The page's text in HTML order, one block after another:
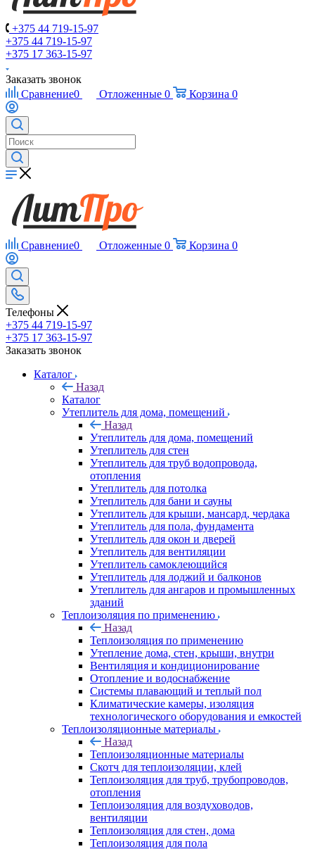
+375 44 719-15-97
+375 44 719-15-97
+375 17 363-15-97
Заказать звонок
Сравнение0 Отложенные 0 Корзина 0
Сравнение0 Отложенные 0 Корзина 0
Телефоны
+375 44 719-15-97
+375 17 363-15-97
Заказать звонок
Каталог
Назад
Каталог
Утеплитель для дома, помещений
Назад
Утеплитель для дома, помещений
Утеплитель для стен
Утеплитель для труб водопровода,
отопления
Утеплитель для потолка
Утеплитель для бани и сауны
Утеплитель для крыши, мансард, чердака
Утеплитель для пола, фундамента
Утеплитель для окон и дверей
Утеплитель для вентиляции
Утеплитель самоклеющийся
Утеплитель для лоджий и балконов
Утеплитель для ангаров и промышленных
зданий
Теплоизоляция по применению
Назад
Теплоизоляция по применению
Утепление дома, стен, крыши, внутри
Вентиляция и кондиционирование
Отопление и водоснабжение
Системы плавающий и теплый пол
Климатические камеры, изоляция
технологического оборудования и емкостей
Теплоизоляционные материалы
Назад
Теплоизоляционные материалы
Скотч для теплоизоляции, клей
Теплоизоляция для труб, трубопроводов,
отопления
Теплоизоляция для воздуховодов,
вентиляции
Теплоизоляция для стен, дома
Теплоизоляция для пола